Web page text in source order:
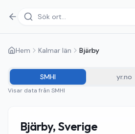
Hem Kalmar län Bjärby
SMHI yr.no
Visar data från SMHI
Bjärby, Sverige